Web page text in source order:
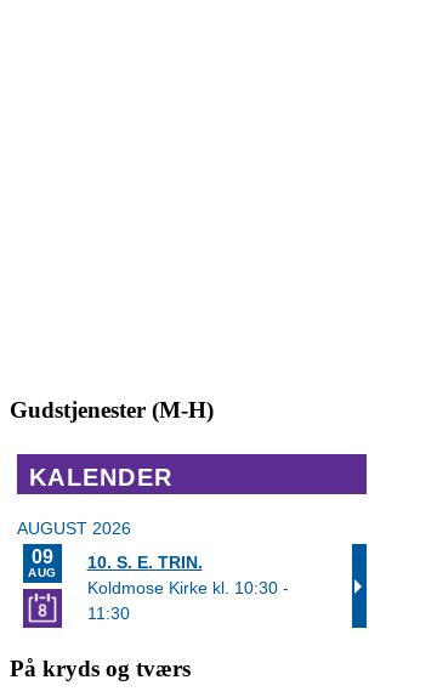
Gudstjenester (M-H)
På kryds og tværs